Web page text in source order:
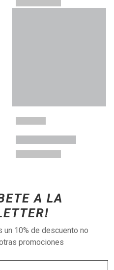
A LA
10% de descuento no
promociones